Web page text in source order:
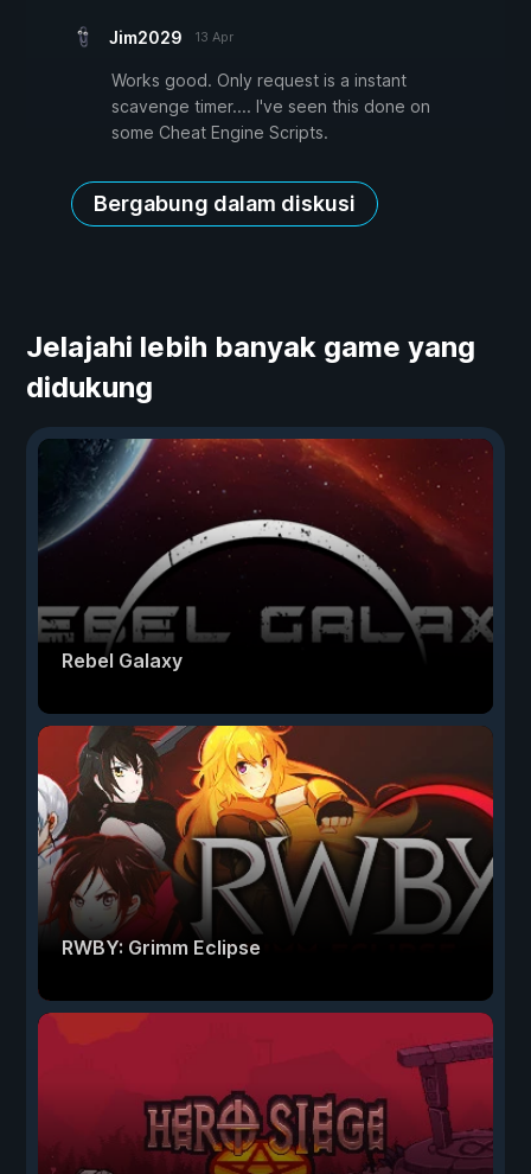
Jim2029 13 Apr
Works good. Only request is a instant
scavenge timer.... I've seen this done on
some Cheat Engine Scripts.
Bergabung dalam diskusi
Jelajahi lebih banyak game yang
didukung
Rebel Galaxy
RWBY: Grimm Eclipse